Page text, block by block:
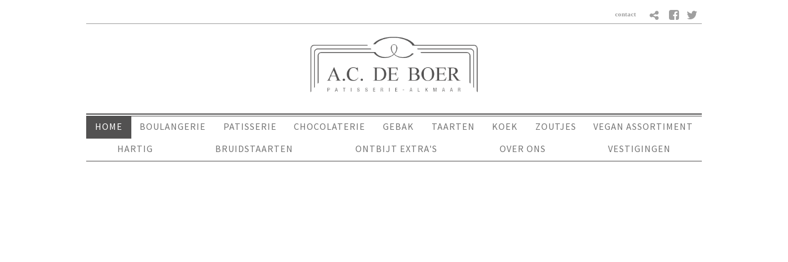
HOME BOULANGERIE PATISSERIE CHOCOLATERIE GEBAK TAARTEN KOEK ZOUTJES
VEGAN ASSORTIMENT
HARTIG
BRUIDSTAARTEN ONTBIJT EXTRA'S OVER ONS VESTIGINGEN